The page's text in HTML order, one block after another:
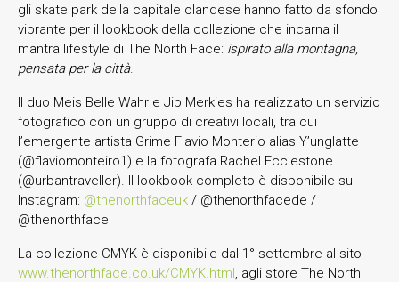
gli skate park della capitale olandese hanno fatto da sfondo
vibrante per il lookbook della collezione che incarna il
mantra lifestyle di The North Face: ispirato alla montagna,
pensata per la città.
Il duo Meis Belle Wahr e Jip Merkies ha realizzato un servizio
fotografico con un gruppo di creativi locali, tra cui
l’emergente artista Grime Flavio Monterio alias Y’unglatte
(@flaviomonteiro1) e la fotografa Rachel Ecclestone
(@urbantraveller). Il lookbook completo è disponibile su
Instagram: @thenorthfaceuk / @thenorthfacede /
@thenorthface
La collezione CMYK è disponibile dal 1° settembre al sito
www.thenorthface.co.uk/CMYK.html, agli store The North